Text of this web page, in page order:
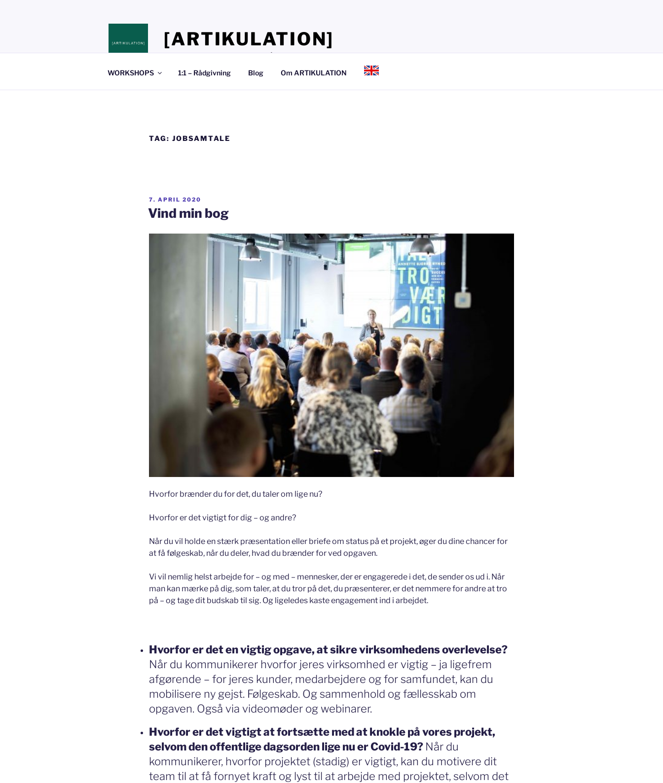
[ARTIKULATION]
Stedet hvor du lærer, at tale så det kan mærkes
WORKSHOPS 1:1 – Rådgivning Blog Om ARTIKULATION
TAG: JOBSAMTALE
UDGIVET
DEN
7. APRIL 2020
Vind min bog
Hvorfor brænder du for det, du taler om lige nu?
Hvorfor er det vigtigt for dig – og andre?
Når du vil holde en stærk præsentation eller briefe om status på et projekt, øger du dine chancer for
at få følgeskab, når du deler, hvad du brænder for ved opgaven.
Vi vil nemlig helst arbejde for – og med – mennesker, der er engagerede i det, de sender os ud i. Når
man kan mærke på dig, som taler, at du tror på det, du præsenterer, er det nemmere for andre at tro
på – og tage dit budskab til sig. Og ligeledes kaste engagement ind i arbejdet.
Hvorfor er det en vigtig opgave, at sikre virksomhedens overlevelse?
Når du kommunikerer hvorfor jeres virksomhed er vigtig – ja ligefrem
afgørende – for jeres kunder, medarbejdere og for samfundet, kan du
mobilisere ny gejst. Følgeskab. Og sammenhold og fællesskab om
opgaven. Også via videomøder og webinarer.
Hvorfor er det vigtigt at fortsætte med at knokle på vores projekt,
selvom den offentlige dagsorden lige nu er Covid-19? Når du
kommunikerer, hvorfor projektet (stadig) er vigtigt, kan du motivere dit
team til at få fornyet kraft og lyst til at arbejde med projektet, selvom det